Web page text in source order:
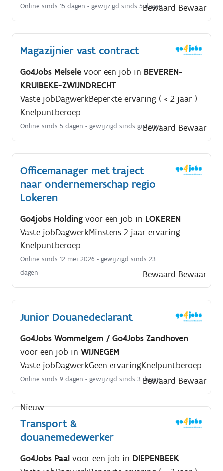
Online sinds 15 dagen - gewijzigd sinds 5 dagen
Bewaard Bewaar
Magazijnier vast contract
Go4Jobs Melsele voor een job in BEVEREN-
KRUIBEKE-ZWIJNDRECHT
Vaste jobDagwerkBeperkte ervaring ( < 2 jaar )
Knelpuntberoep
Online sinds 5 dagen - gewijzigd sinds gisteren
Bewaard Bewaar
Officemanager met traject
naar ondernemerschap regio
Lokeren
Go4jobs Holding voor een job in LOKEREN
Vaste jobDagwerkMinstens 2 jaar ervaring
Knelpuntberoep
Online sinds 12 mei 2026 - gewijzigd sinds 23
dagen
Bewaard Bewaar
Junior Douanedeclarant
Go4Jobs Wommelgem / Go4Jobs Zandhoven
voor een job in WIJNEGEM
Vaste jobDagwerkGeen ervaringKnelpuntberoep
Online sinds 9 dagen - gewijzigd sinds 3 dagen
Bewaard Bewaar
Transport &
douanemedewerker
Nieuw
Go4Jobs Paal voor een job in DIEPENBEEK